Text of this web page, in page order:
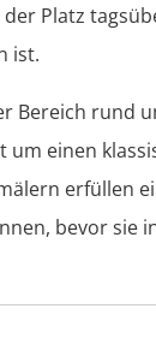
Platz
ist.
Bereich rund
einen
erfüllen
bevor sie